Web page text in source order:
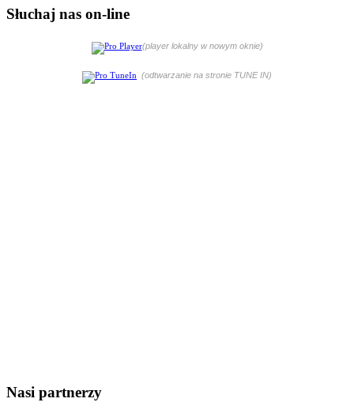
Słuchaj nas on-line
(player lokalny w nowym oknie)
(odtwarzanie na stronie TUNE IN)
Nasi partnerzy